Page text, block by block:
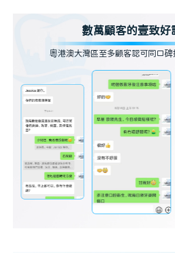
數萬顧客的壹致好
粵港澳大灣區至多顧客認可同口